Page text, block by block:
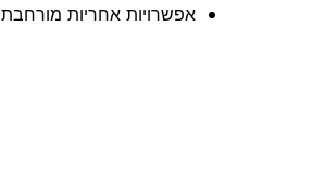
אפשרויות אחריות מורחבת